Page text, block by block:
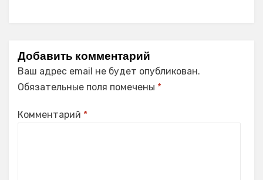
Добавить комментарий
Ваш адрес email не будет опубликован.
Обязательные поля помечены *
Комментарий *